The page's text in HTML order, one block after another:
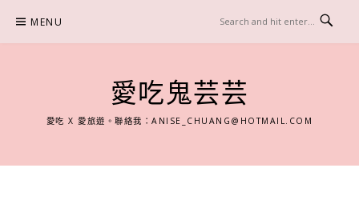
content
MENU
愛吃鬼芸芸
愛吃 X 愛旅遊。聯絡我：ANISE_CHUANG@HOTMAIL.COM